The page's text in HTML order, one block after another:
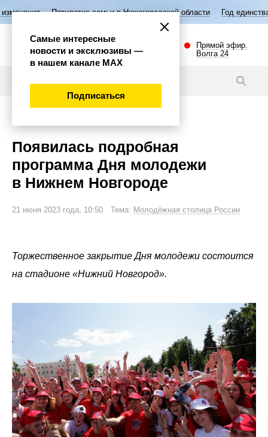
семьи в Нижегородской области Год единства народов России
Прямой эфир.
Волга 24
Появилась подробная
программа Дня молодежи
в Нижнем Новгороде
21 июня 2023 года, 10:50 Тема: Молодёжная столица России
Торжественное закрытие Дня молодежи состоится
на стадионе «Нижний Новгород».
Самые интересные
новости и эксклюзивы —
в нашем канале МАХ
Подписаться